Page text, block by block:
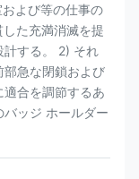
よび等の仕事の
た充満消滅を提
計する。 2) それ
部急な閉鎖および
合を調節するあ
バッジ ホールダー